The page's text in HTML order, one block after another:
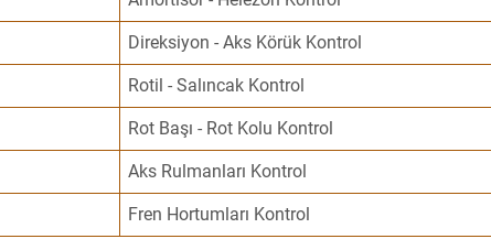
Direksiyon - Aks Körük Kontrol
Rotil - Salıncak Kontrol
Rot Başı - Rot Kolu Kontrol
Aks Rulmanları Kontrol
Fren Hortumları Kontrol